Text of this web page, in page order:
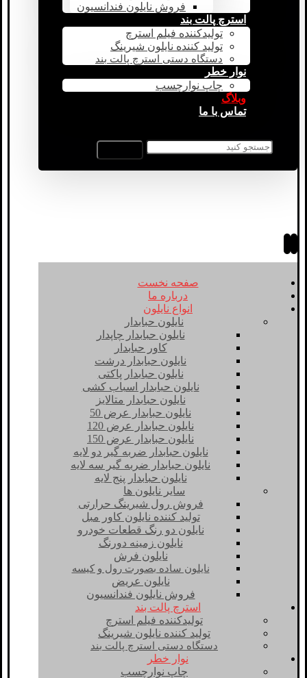
فروش نایلون فندانسیون
استرچ پالت بند
تولیدکننده فیلم استرچ
تولید کننده نایلون شیرینگ
دستگاه دستی استرچ پالت بند
نوار خطر
چاپ نوارچسب
وبلاگ
تماس با ما
صفحه نخست
درباره ما
انواع نایلون
نایلون حبابدار
نایلون حبابدار چاپدار
کاور حبابدار
نایلون حبابدار درشت
نایلون حبابدار پاکتی
نایلون حبابدار اسباب کشی
نایلون حبابدار متالایز
نایلون حبابدار عرض 50
نایلون حبابدار عرض 120
نایلون حبابدار عرض 150
نایلون حبابدار ضربه گیر دو لایه
نایلون حبابدار ضربه گیر سه لایه
نایلون حبابدار پنج لایه
سایر نایلون ها
فروش رول شیرینگ حرارتی
تولید کننده نایلون کاور مبل
نایلون دو رنگ قطعات خودرو
نایلون زمینه دورنگ
نایلون فرش
نایلون ساده بصورت رول و کیسه
نایلون عریض
فروش نایلون فندانسیون
استرچ پالت بند
تولیدکننده فیلم استرچ
تولید کننده نایلون شیرینگ
دستگاه دستی استرچ پالت بند
نوار خطر
چاپ نوارچسب